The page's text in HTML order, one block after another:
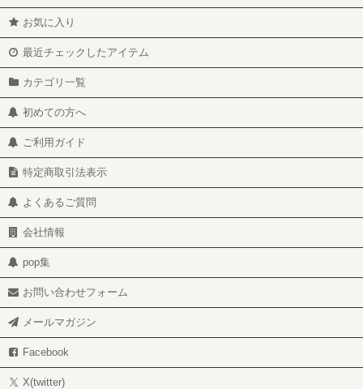
お気に入り
最近チェックしたアイテム
カテゴリ一覧
初めての方へ
ご利用ガイド
特定商取引法表示
よくあるご質問
会社情報
pop集
お問い合わせフォーム
メールマガジン
Facebook
X(twitter)